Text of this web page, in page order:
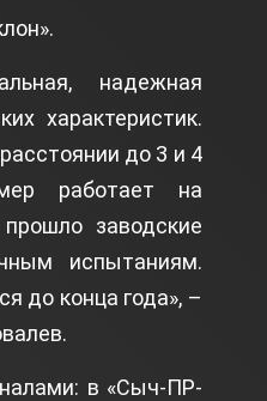
надежная
характеристик.
до 3 и 4
работает на
заводские
испытаниям.
до конца года», –
в «Сыч-ПР-